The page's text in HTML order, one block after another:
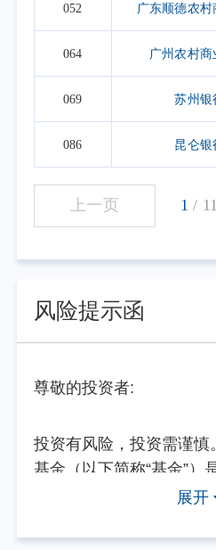
052 广东顺德农村
064 广州农村商
069 苏州银
086 昆仑银
上一页 1 / 11
风险提示函
尊敬的投资者:
投资有风险，投资需谨慎
基金（以下简称“基金”）
其主要功能是分散投资，
提供固定收益预期的金融
展开